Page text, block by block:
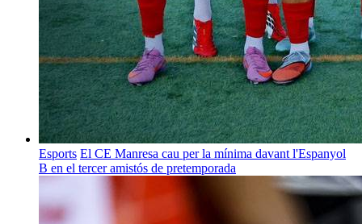
Esports El CE Manresa cau per la mínima davant l'Espanyol
B en el tercer amistós de pretemporada